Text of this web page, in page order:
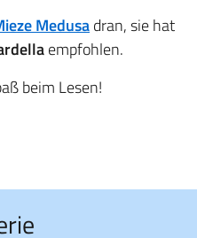
Medusadran, sie hat
empfohlen.
beim Lesen!